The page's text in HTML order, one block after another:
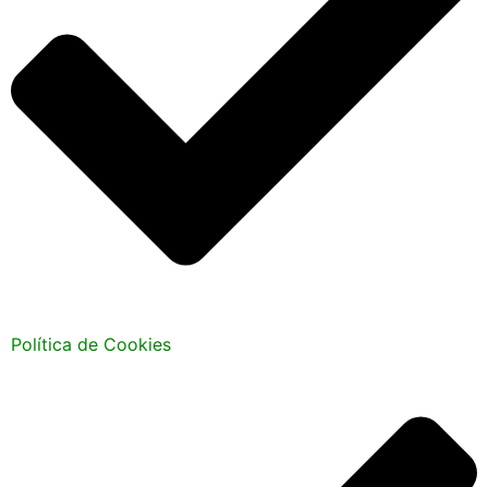
Política de Cookies